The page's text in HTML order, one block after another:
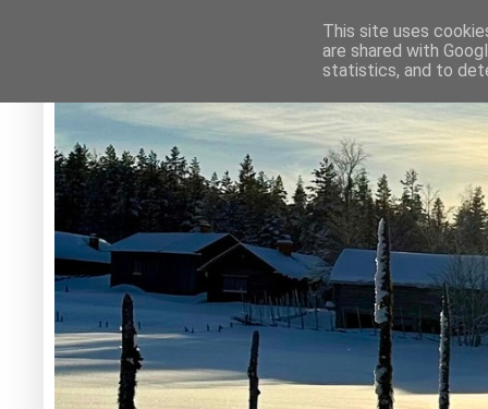
This site uses
are shared with
statistics, and to